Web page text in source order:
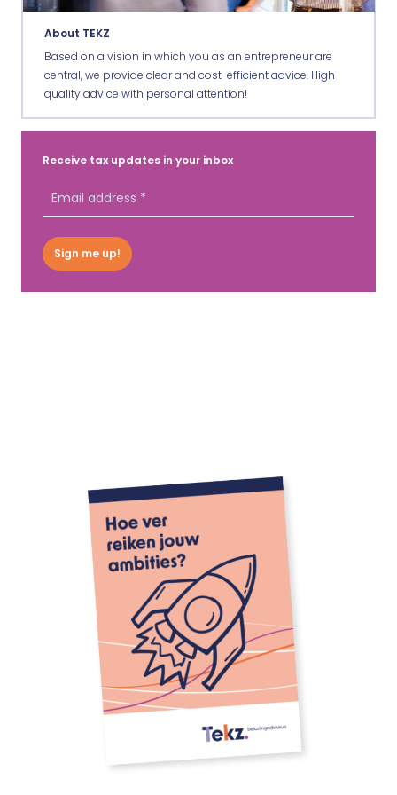
About TEKZ
Based on a vision in which you as an entrepreneur are
central, we provide clear and cost-efficient advice. High
quality advice with personal attention!
Receive tax updates in your inbox
Sign me up!